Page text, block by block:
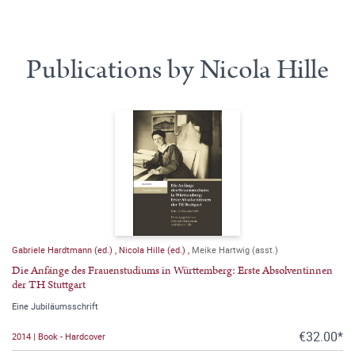
Publications by Nicola Hille
Gabriele Hardtmann (ed.) Nicola Hille (ed.) Meike Hartwig (asst.)
Die Anfänge des Frauenstudiums in Württemberg: Erste Absolventinnen
der TH Stuttgart
Eine Jubiläumsschrift
2014 | Book - Hardcover €32.00*